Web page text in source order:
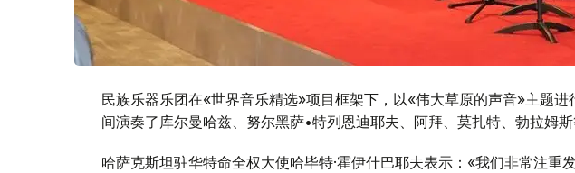
民族乐器乐团在«世界音乐精选»项目框架下，以«伟大草原的声音»主题
间演奏了库尔曼哈兹、努尔黑萨•特列恩迪耶夫、阿拜、莫扎特、勃拉姆斯
哈萨克斯坦驻华特命全权大使哈毕特·霍伊什巴耶夫表示：«我们非常注重